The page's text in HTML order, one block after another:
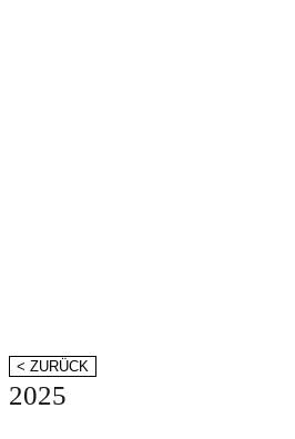
< ZURÜCK
2025